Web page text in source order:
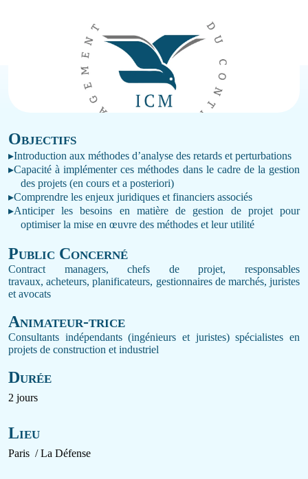
Objectifs
▸Introduction aux méthodes d’analyse des retards et perturbations
▸Capacité à implémenter ces méthodes dans le cadre de la gestion
des projets (en cours et a posteriori)
▸Comprendre les enjeux juridiques et financiers associés
▸Anticiper les besoins en matière de gestion de projet pour
optimiser la mise en œuvre des méthodes et leur utilité
Public Concerné
Contract managers, chefs de projet, responsables
travaux, acheteurs, planificateurs, gestionnaires de marchés, juristes
et avocats
Animateur-trice
Consultants indépendants (ingénieurs et juristes) spécialistes en
projets de construction et industriel
Durée
2 jours
Lieu
Paris / La Défense